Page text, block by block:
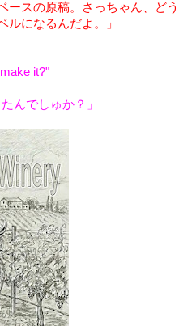
ースの原稿。さっちゃん、どう
になるんだよ。」
it?"
んでしゅか？」